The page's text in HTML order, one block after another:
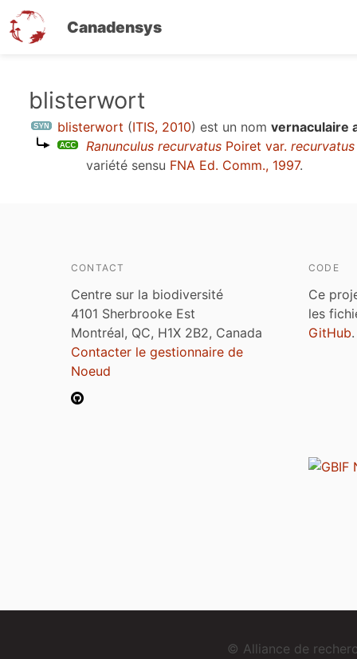
Canadensys
contenu
principal
blisterwort
blisterwort (ITIS, 2010) est un nom vernaculaire
Ranunculus recurvatus Poiret var. recurvatus
variété sensu FNA Ed. Comm., 1997.
CONTACT
Centre sur la biodiversité
4101 Sherbrooke Est
Montréal, QC, H1X 2B2, Canada
Contacter le gestionnaire de
Noeud
CODE
Ce
les
GitHub.
© Alliance de